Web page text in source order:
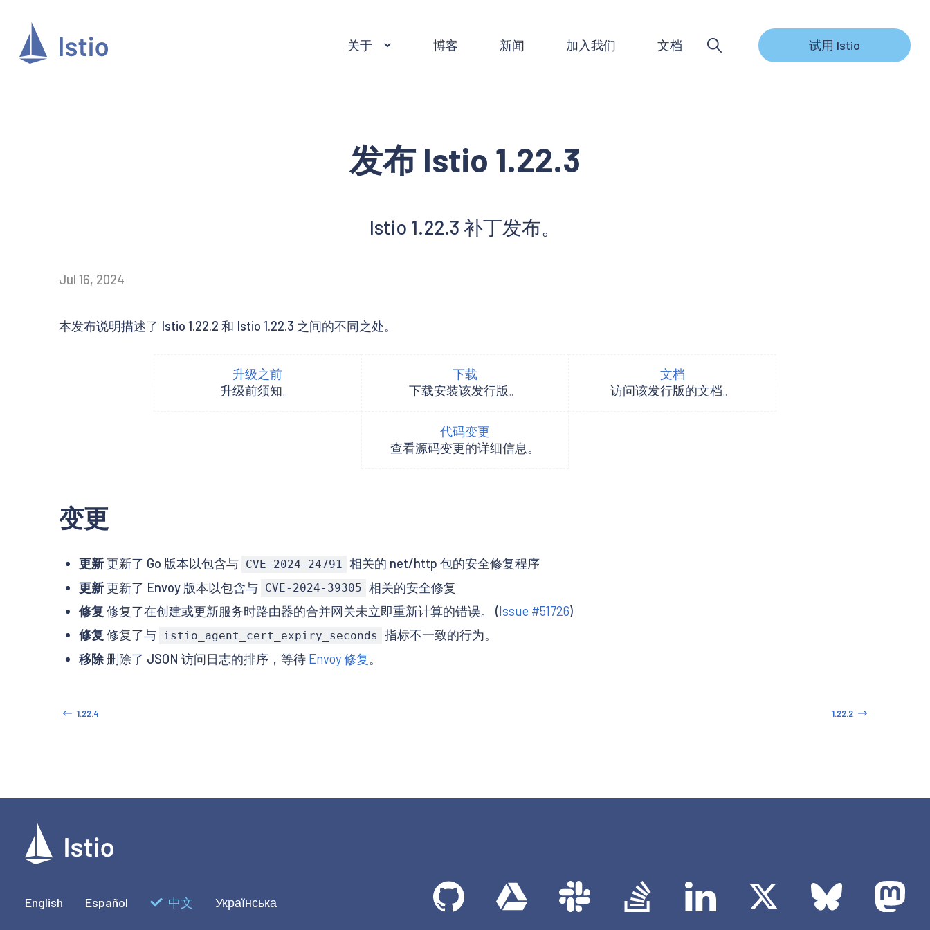
关于 博客 新闻 加入我们 文档 试用 Istio
发布 Istio 1.22.3
Istio 1.22.3 补丁发布。
Jul 16, 2024
本发布说明描述了 Istio 1.22.2 和 Istio 1.22.3 之间的不同之处。
升级之前
升级前须知。
下载
下载安装该发行版。
文档
访问该发行版的文档。
代码变更
查看源码变更的详细信息。
变更
更新更新了 Go 版本以包含与 CVE-2024-24791 相关的 net/http 包的安全修复程序
更新更新了 Envoy 版本以包含与 CVE-2024-39305 相关的安全修复
修复 修复了在创建或更新服务时路由器的合并网关未立即重新计算的错误。 (Issue #51726)
修复 修复了与 istio_agent_cert_expiry_seconds
指标不一致的行为。
移除删除了 JSON 访问日志的排序，等待 Envoy 修复。
1.22.4 1.22.2
English Español 中文 Українська